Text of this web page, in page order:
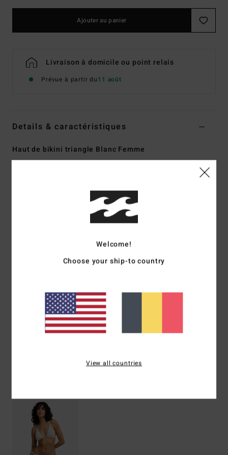
Ajouter au panier
Livraison à domicile ou point relais
Prévue à partir du11 août
Details & caractéristiques
Haut de bikini triangle Blanc Femme
Polyester et élasthanne
Recouvrement moyen du buste
Coussinets amovibles
Plaque métallique ronde sur le côté
Élasthanne
Welcome!
Choose your ship-to country
View all countries